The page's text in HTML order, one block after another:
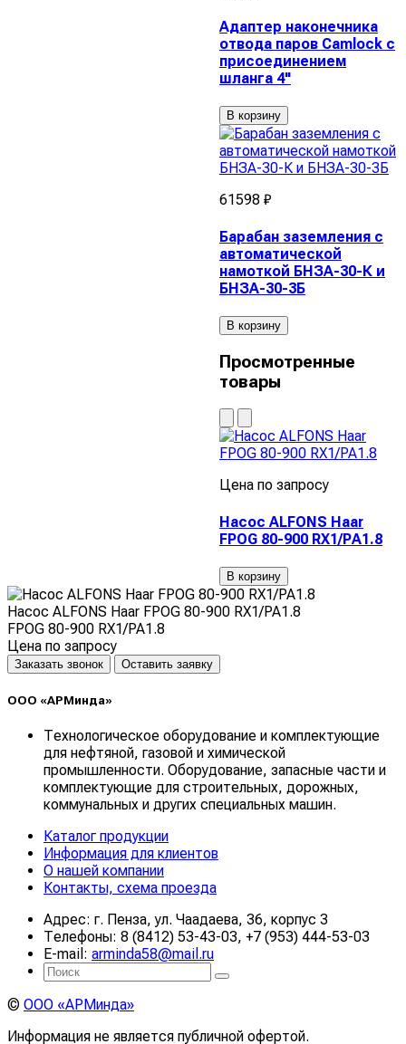
Адаптер наконечника
отвода паров Camlock с
присоединением
шланга 4"
В корзину
61598 ₽
Барабан заземления с
автоматической
намоткой БНЗА-30-К и
БНЗА-30-3Б
В корзину
Просмотренные
товары
Цена по запросу
Насос ALFONS Haar
FPOG 80-900 RX1/PA1.8
В корзину
Насос ALFONS Haar FPOG 80-900 RX1/PA1.8
FPOG 80-900 RX1/PA1.8
Цена по запросу
Заказать звонок Оставить заявку
ООО «АРМинда»
Технологическое оборудование и комплектующие
для нефтяной, газовой и химической
промышленности. Оборудование, запасные части и
комплектующие для строительных, дорожных,
коммунальных и других специальных машин.
Каталог продукции
Информация для клиентов
О нашей компании
Контакты, схема проезда
Адрес: г. Пенза, ул. Чаадаева, 36, корпус 3
Телефоны: 8 (8412) 53-43-03, +7 (953) 444-53-03
E-mail: arminda58@mail.ru
© ООО «АРМинда»
Информация не является публичной офертой.